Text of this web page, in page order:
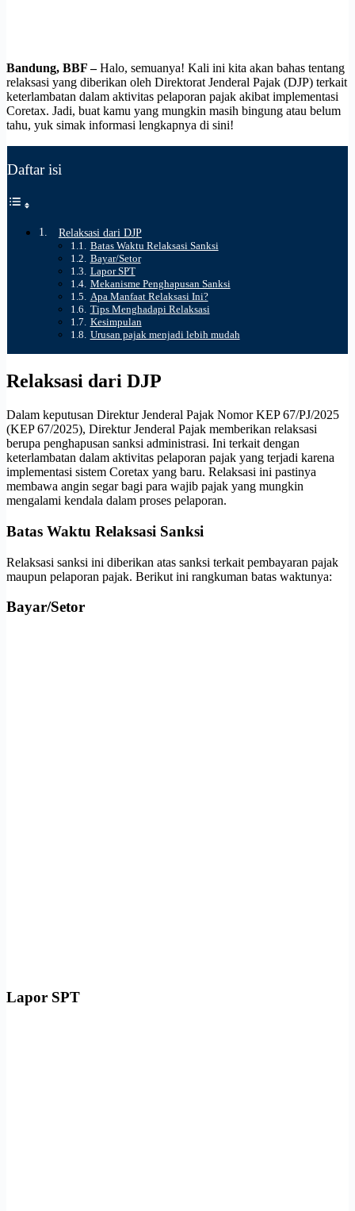
Bandung, BBF –Halo, semuanya! Kali ini kita akan bahas tentang
relaksasi yang diberikan oleh Direktorat Jenderal Pajak (DJP) terkait
keterlambatan dalam aktivitas pelaporan pajak akibat implementasi
Coretax. Jadi, buat kamu yang mungkin masih bingung atau belum
tahu, yuk simak informasi lengkapnya di sini!
Daftar isi
Relaksasi dari DJP
Batas Waktu Relaksasi Sanksi
Bayar/Setor
Lapor SPT
Mekanisme Penghapusan Sanksi
Apa Manfaat Relaksasi Ini?
Tips Menghadapi Relaksasi
Kesimpulan
Urusan pajak menjadi lebih mudah
Relaksasi dari DJP
Dalam keputusan Direktur Jenderal Pajak Nomor KEP 67/PJ/2025
(KEP 67/2025), Direktur Jenderal Pajak memberikan relaksasi
berupa penghapusan sanksi administrasi. Ini terkait dengan
keterlambatan dalam aktivitas pelaporan pajak yang terjadi karena
implementasi sistem Coretax yang baru. Relaksasi ini pastinya
membawa angin segar bagi para wajib pajak yang mungkin
mengalami kendala dalam proses pelaporan.
Batas Waktu Relaksasi Sanksi
Relaksasi sanksi ini diberikan atas sanksi terkait pembayaran pajak
maupun pelaporan pajak. Berikut ini rangkuman batas waktunya:
Bayar/Setor
Lapor SPT